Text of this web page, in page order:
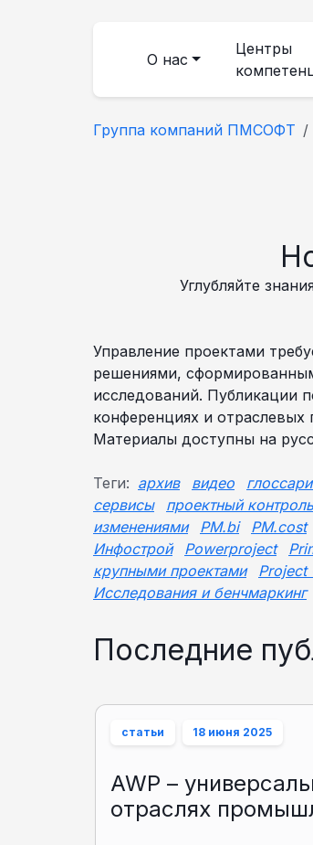
О нас
Центры
Группа компаний ПМСОФТ
Углубляйте
Управление проектами
решениями,
исследований. Публикации
конференциях и отраслевых
Материалы доступны на
Теги: архив видео
сервисы
проектный контроль
изменениями
PM.bi PM.cost
Инфострой
Powerproject
крупными проектами
Project
Исследования и бенчмаркинг
Последние
статьи 18 июня 2025
AWP –
отраслях